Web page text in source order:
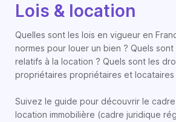
Lois & location
Quelles sont les lois en vigueur en
normes pour louer un bien ? Quels
relatifs à la location ? Quels sont les
propriétaires propriétaires et locataires
Suivez le guide pour découvrir le
location immobilière (cadre juridique